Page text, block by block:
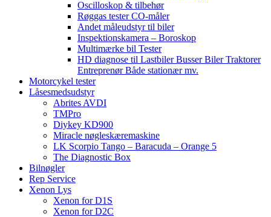
Oscilloskop & tilbehør
Røggas tester CO-måler
Andet måleudstyr til biler
Inspektionskamera – Boroskop
Multimærke bil Tester
HD diagnose til Lastbiler Busser Biler Traktorer
Entreprenør Både stationær mv.
Motorcykel tester
Låsesmedsudstyr
Abrites AVDI
TMPro
Diykey KD900
Miracle nøgleskæremaskine
LK Scorpio Tango – Baracuda – Orange 5
The Diagnostic Box
Bilnøgler
Rep Service
Xenon Lys
Xenon for D1S
Xenon for D2C